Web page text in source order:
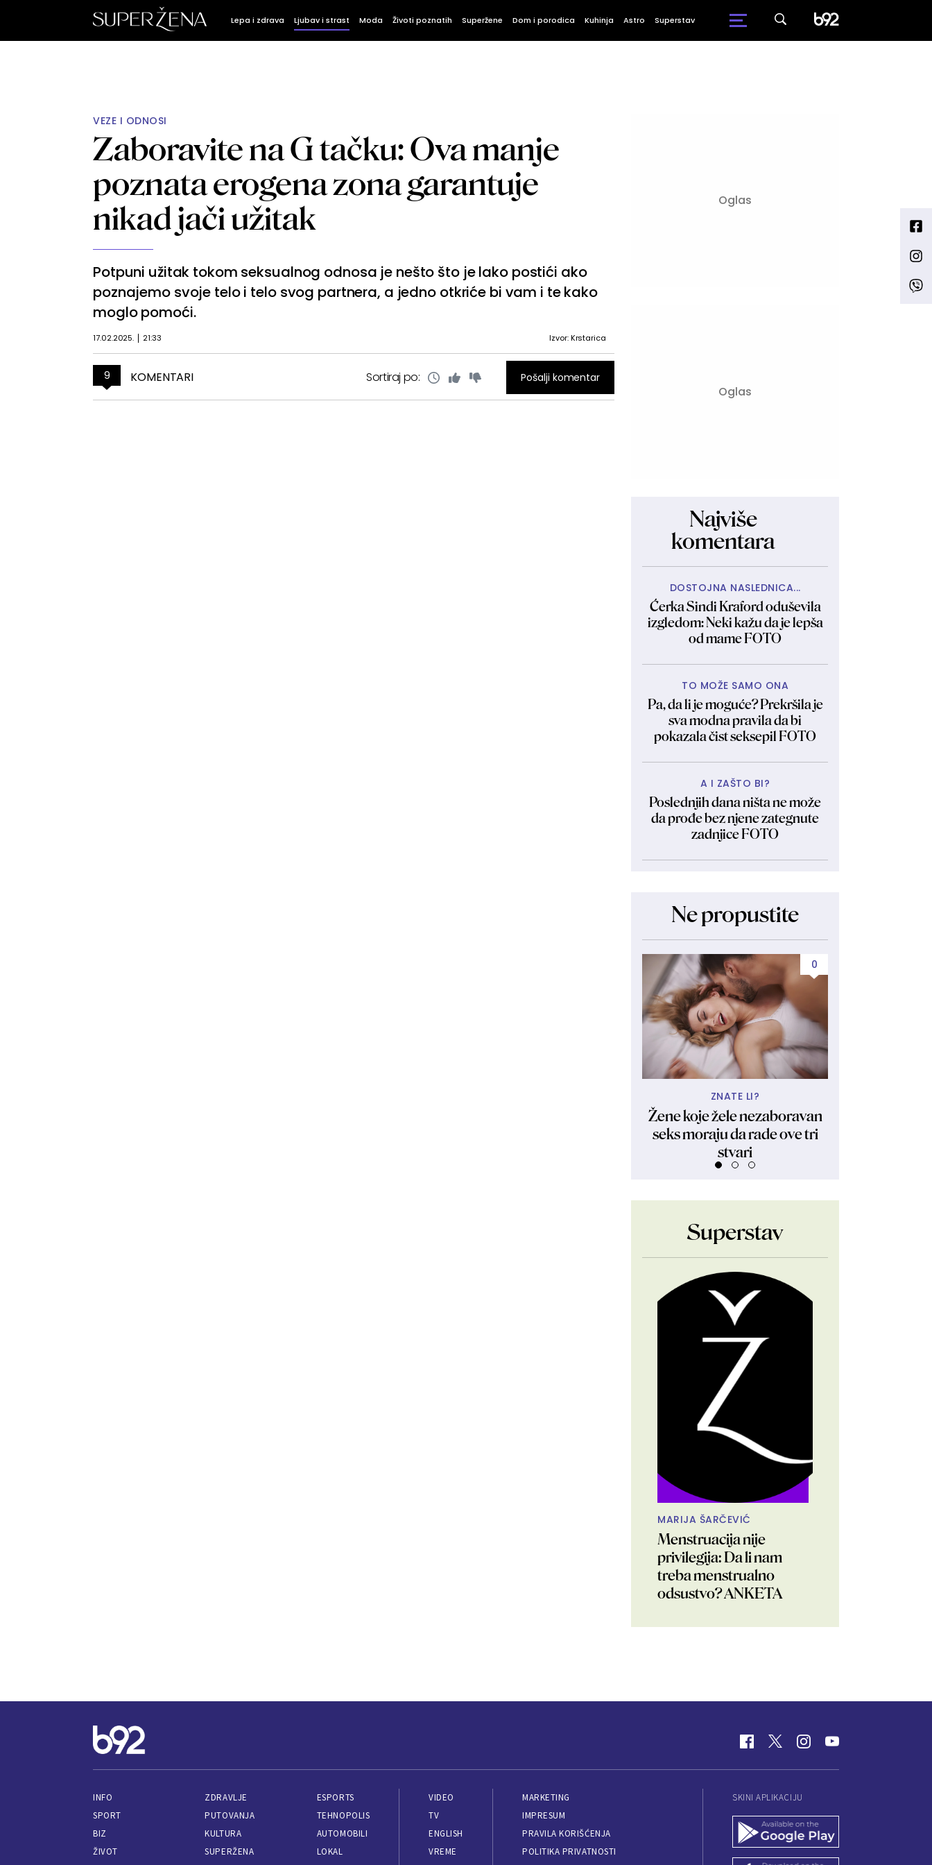
Lepa i zdrava Ljubav i strast Moda Životi poznatih Superžene Dom i porodica Kuhinja Astro Superstav
VEZE I ODNOSI
Zaboravite na G tačku: Ova manje
poznata erogena zona garantuje
nikad jači užitak
Potpuni užitak tokom seksualnog odnosa je nešto što je lako postići ako
poznajemo svoje telo i telo svog partnera, a jedno otkriće bi vam i te kako
moglo pomoći.
17.02.2025. 21:33 Izvor: Krstarica
9 KOMENTARI Sortiraj po: Pošalji komentar
Najviše
komentara
DOSTOJNA NASLEDNICA...
Ćerka Sindi Kraford oduševila
izgledom: Neki kažu da je lepša
od mame FOTO
TO MOŽE SAMO ONA
Pa, da li je moguće? Prekršila je
sva modna pravila da bi
pokazala čist seksepil FOTO
A I ZAŠTO BI?
Poslednjih dana ništa ne može
da prođe bez njene zategnute
zadnjice FOTO
Ne propustite
0
ZNATE LI?
Žene koje žele nezaboravan
seks moraju da rade ove tri
stvari
Superstav
MARIJA ŠARČEVIĆ
Menstruacija nije
privilegija: Da li nam
treba menstrualno
odsustvo? ANKETA
INFO
SPORT
BIZ
ŽIVOT
ZDRAVLJE
PUTOVANJA
KULTURA
SUPERŽENA
ESPORTS
TEHNOPOLIS
AUTOMOBILI
LOKAL
VIDEO
TV
ENGLISH
VREME
MARKETING
IMPRESUM
PRAVILA KORIŠĆENJA
POLITIKA PRIVATNOSTI
SKINI APLIKACIJU